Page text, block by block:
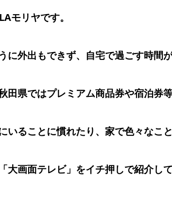
モリヤです。
に外出もできず、自宅で過ごす時間が
田県ではプレミアム商品券や宿泊券
いることに慣れたり、家で色々なこ
大画面テレビ」をイチ押しで紹介して